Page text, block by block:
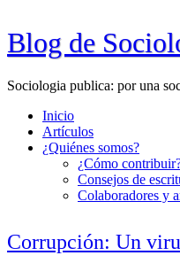
Blog de
Sociologia publica: por una
Inicio
Artículos
¿Quiénes somos?
¿Cómo
Consejos de
Colaboradores y
Corrupción: Un